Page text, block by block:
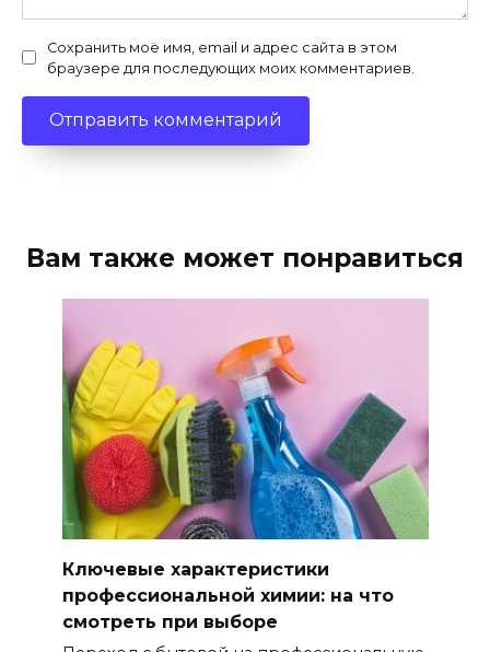
Сохранить моё имя, email и адрес сайта в этом
браузере для последующих моих комментариев.
Вам также может понравиться
Ключевые характеристики
профессиональной химии: на что
смотреть при выборе